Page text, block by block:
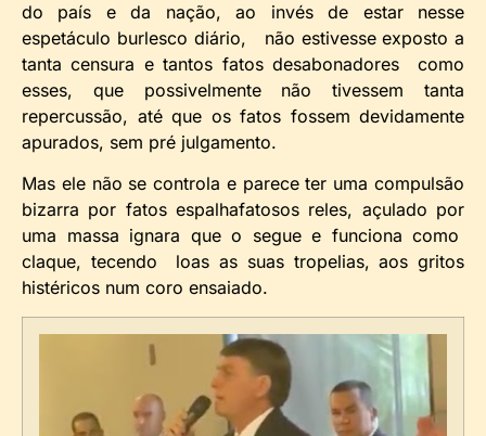
do país e da nação, ao invés de estar nesse
espetáculo burlesco diário, não estivesse exposto a
tanta censura e tantos fatos desabonadores como
esses, que possivelmente não tivessem tanta
repercussão, até que os fatos fossem devidamente
apurados, sem pré julgamento.
Mas ele não se controla e parece ter uma compulsão
bizarra por fatos espalhafatosos reles, açulado por
uma massa ignara que o segue e funciona como
claque, tecendo loas as suas tropelias, aos gritos
histéricos num coro ensaiado.